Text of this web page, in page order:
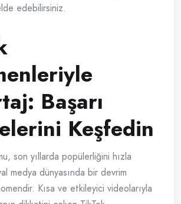
edebilirsiniz.
Başarı
Keşfedin
son yıllarda popülerliğini hızla
medya dünyasında bir devrim
Kısa ve etkileyici videolarıyla